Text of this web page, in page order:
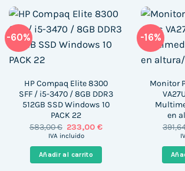
-60%
HP Compaq Elite 8300
SFF / i5-3470 / 8GB DDR3
512GB SSD Windows 10
PACK 22
583,00€ El
precio
era:
583,00 €.
233,00€El
IVA incluido
Añadir al carrito
-16%
Monitor
en